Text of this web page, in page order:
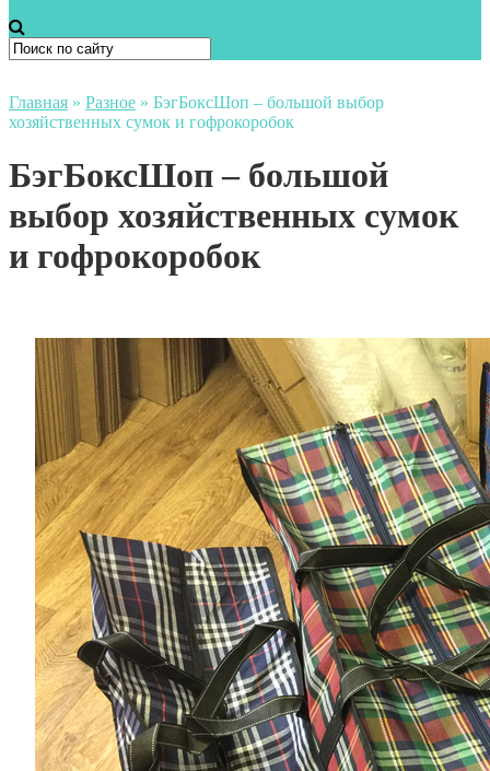
Главная » Разное » БэгБоксШоп – большой выбор
хозяйственных сумок и гофрокоробок
БэгБоксШоп – большой
выбор хозяйственных сумок
и гофрокоробок